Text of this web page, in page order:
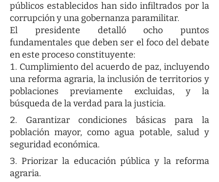
públicos establecidos han sido infiltrados por la
corrupción y una gobernanza paramilitar.
El presidente detalló ocho puntos
fundamentales que deben ser el foco del debate
en este proceso constituyente:
Cumplimiento del acuerdo de paz, incluyendo
una reforma agraria, la inclusión de territorios y
poblaciones previamente excluidas, y la
búsqueda de la verdad para la justicia.
Garantizar condiciones básicas para la
población mayor, como agua potable, salud y
seguridad económica.
Priorizar la educación pública y la reforma
agraria.